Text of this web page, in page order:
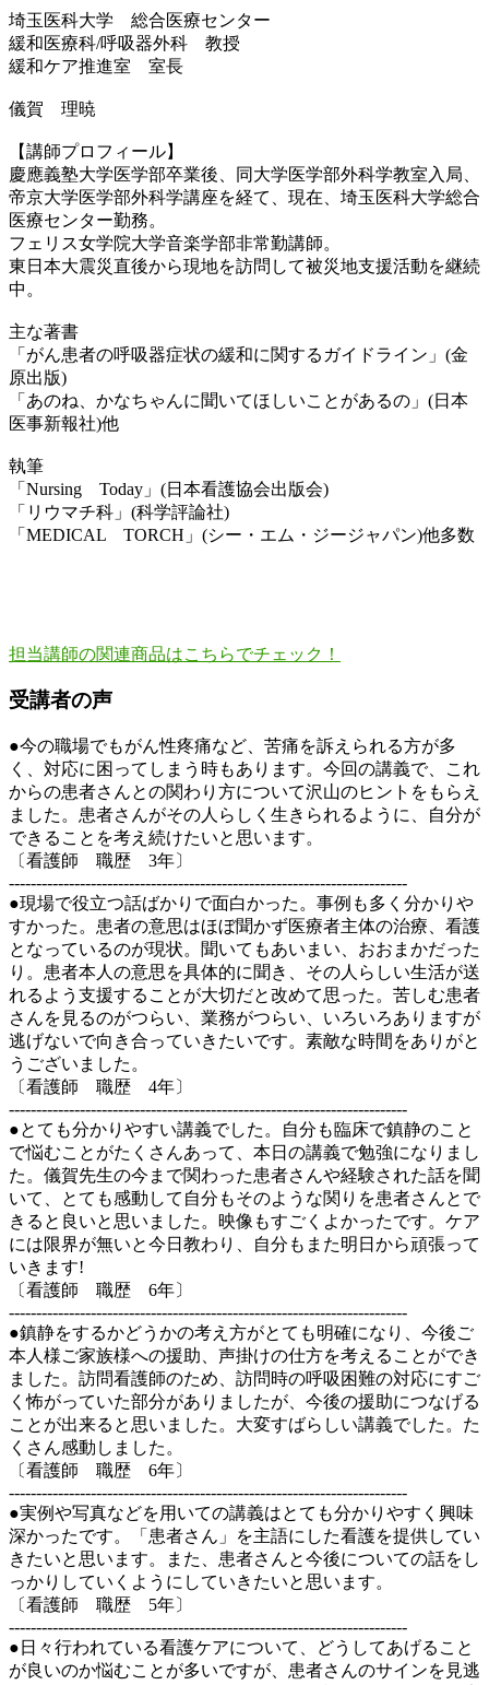
埼玉医科大学 総合医療センター
緩和医療科/呼吸器外科 教授
緩和ケア推進室 室長
儀賀 理暁
【講師プロフィール】
慶應義塾大学医学部卒業後、同大学医学部外科学教室入局、
帝京大学医学部外科学講座を経て、現在、埼玉医科大学総合
医療センター勤務。
フェリス女学院大学音楽学部非常勤講師。
東日本大震災直後から現地を訪問して被災地支援活動を継続
中。
主な著書
「がん患者の呼吸器症状の緩和に関するガイドライン」(金
原出版)
「あのね、かなちゃんに聞いてほしいことがあるの」(日本
医事新報社)他
執筆
「Nursing Today」(日本看護協会出版会)
「リウマチ科」(科学評論社)
「MEDICAL TORCH」(シー・エム・ジージャパン)他多数
担当講師の関連商品はこちらでチェック！
受講者の声
●今の職場でもがん性疼痛など、苦痛を訴えられる方が多
く、対応に困ってしまう時もあります。今回の講義で、これ
からの患者さんとの関わり方について沢山のヒントをもらえ
ました。患者さんがその人らしく生きられるように、自分が
できることを考え続けたいと思います。
〔看護師 職歴 3年〕
-------------------------------------------------------------------------
●現場で役立つ話ばかりで面白かった。事例も多く分かりや
すかった。患者の意思はほぼ聞かず医療者主体の治療、看護
となっているのが現状。聞いてもあいまい、おおまかだった
り。患者本人の意思を具体的に聞き、その人らしい生活が送
れるよう支援することが大切だと改めて思った。苦しむ患者
さんを見るのがつらい、業務がつらい、いろいろありますが
逃げないで向き合っていきたいです。素敵な時間をありがと
うございました。
〔看護師 職歴 4年〕
-------------------------------------------------------------------------
●とても分かりやすい講義でした。自分も臨床で鎮静のこと
で悩むことがたくさんあって、本日の講義で勉強になりまし
た。儀賀先生の今まで関わった患者さんや経験された話を聞
いて、とても感動して自分もそのような関りを患者さんとで
きると良いと思いました。映像もすごくよかったです。ケア
には限界が無いと今日教わり、自分もまた明日から頑張って
いきます!
〔看護師 職歴 6年〕
-------------------------------------------------------------------------
●鎮静をするかどうかの考え方がとても明確になり、今後ご
本人様ご家族様への援助、声掛けの仕方を考えることができ
ました。訪問看護師のため、訪問時の呼吸困難の対応にすご
く怖がっていた部分がありましたが、今後の援助につなげる
ことが出来ると思いました。大変すばらしい講義でした。た
くさん感動しました。
〔看護師 職歴 6年〕
-------------------------------------------------------------------------
●実例や写真などを用いての講義はとても分かりやすく興味
深かったです。「患者さん」を主語にした看護を提供してい
きたいと思います。また、患者さんと今後についての話をし
っかりしていくようにしていきたいと思います。
〔看護師 職歴 5年〕
-------------------------------------------------------------------------
●日々行われている看護ケアについて、どうしてあげること
が良いのか悩むことが多いですが、患者さんのサインを見逃